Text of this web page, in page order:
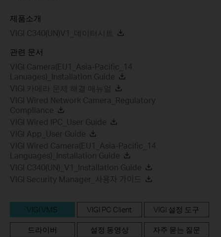
제품소개
VIGI C340(UN)V1_데이터시트
관련 문서
VIGI Camera(EU1_Asia-Pacific_14
Lanuages)_Installation Guide
VIGI 카메라 문제 해결 매뉴얼
VIGI Wired Network Camera_Regulatory
Compliance
VIGI Wired IPC_User Guide
VIGI App_User Guide
VIGI Wired Camera(EU1_Asia-Pacific_14
Languages)_Installation Guide
VIGI C340(UN)_V1_Installation Guide
VIGI Security Manager_사용자 가이드
VIGI VMS VIGI PC Client VIGI 설정 도구
드라이버 설정 동영상 자주 묻는 질문